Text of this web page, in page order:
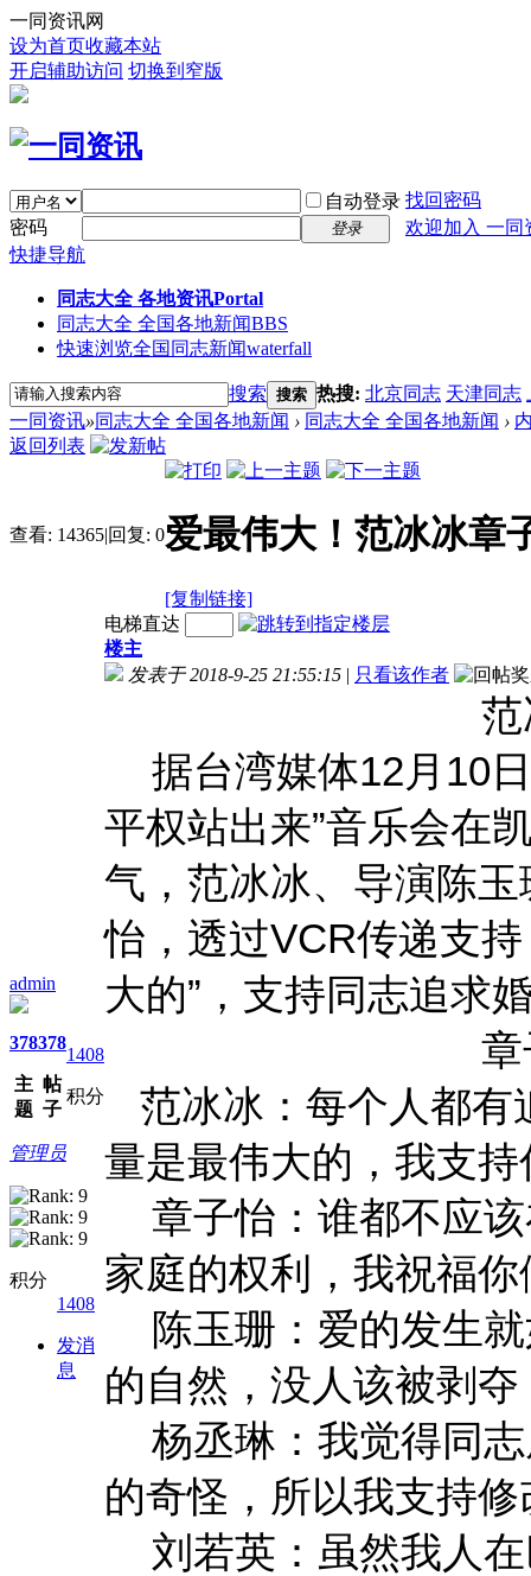
一同资讯网
设为首页收藏本站
开启辅助访问 切换到窄版
自动登录 找回密码
密码
登录
欢迎加入 一同
快捷导航
同志大全 各地资讯Portal
同志大全 全国各地新闻BBS
快速浏览全国同志新闻waterfall
搜索 搜索 热搜: 北京同志 天津同志
一同资讯»同志大全 全国各地新闻 › 同志大全 全国各地新闻 ›
返回列表
查看: 14365|回复: 0爱最伟大！范冰冰章
[复制链接]
admin
378
主
题
378
帖
子
1408
积分
管理员
积分
1408
发消
息
电梯直达
楼主
发表于 2018-9-25 21:55:15 | 只看该作者
据台湾媒体12月10
平权站出来”音乐会在
气，范冰冰、导演陈
怡，透过VCR传递支
大的”，支持同志追求
范冰冰：每个人都有
量是最伟大的，我支
章子怡：谁都不应该
家庭的权利，我祝福你
陈玉珊：爱的发生就
的自然，没人该被剥
杨丞琳：我觉得同志
的奇怪，所以我支持
刘若英：虽然我人在